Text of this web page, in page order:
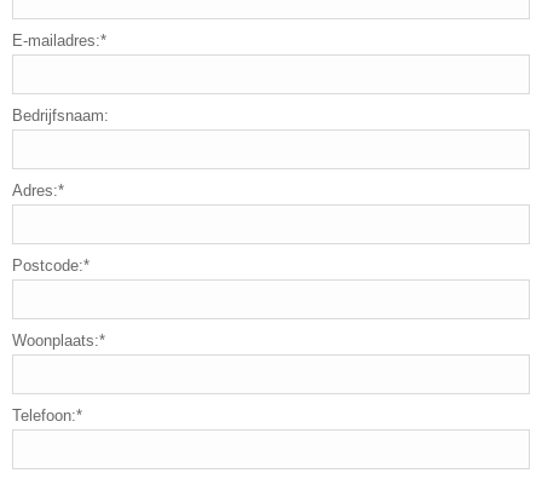
E-mailadres:*
Bedrijfsnaam:
Adres:*
Postcode:*
Woonplaats:*
Telefoon:*